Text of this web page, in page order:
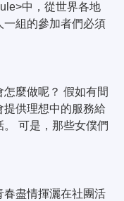
中，從世界各地
一組的參加者們必須
麼做呢？ 假如有間
提供理想中的服務給
可是，那些女僕們
春盡情揮灑在社團活